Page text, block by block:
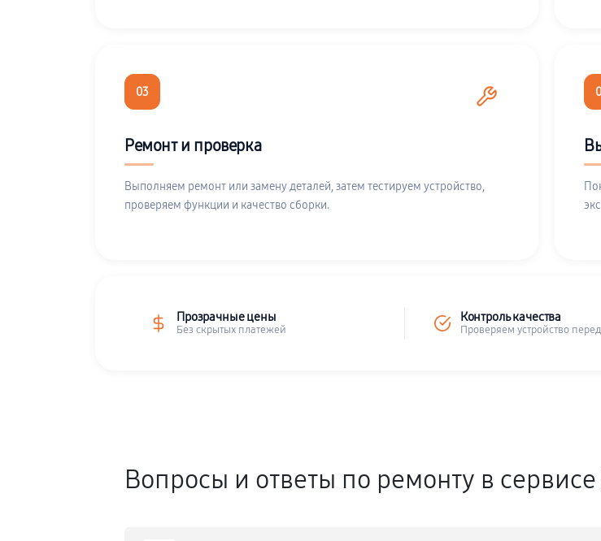
03
Ремонт и проверка
Выполняем ремонт или замену деталей, затем тестируем устройство,
проверяем функции и качество сборки.
Прозрачные цены
Без скрытых платежей
Контроль качества
Проверяем устройство
Вопросы и ответы по ремонту в